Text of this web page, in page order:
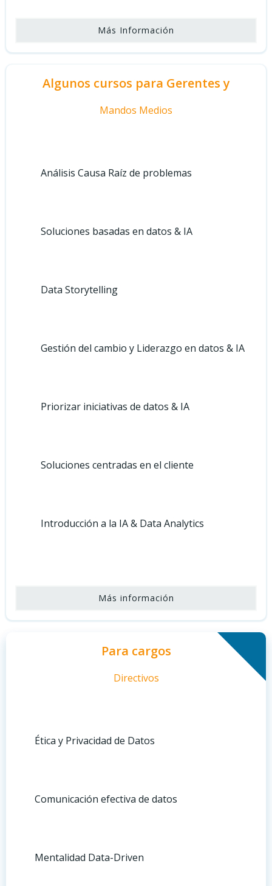
Más Información
Algunos cursos para Gerentes y
Mandos Medios
Análisis Causa Raíz de problemas
Soluciones basadas en datos & IA
Data Storytelling
Gestión del cambio y Liderazgo en datos & IA
Priorizar iniciativas de datos & IA
Soluciones centradas en el cliente
Introducción a la IA & Data Analytics
Más información
Para cargos
Directivos
Ética y Privacidad de Datos
Comunicación efectiva de datos
Mentalidad Data-Driven